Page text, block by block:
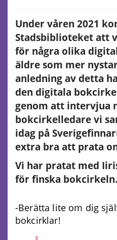
Under våren 2021
Stadsbiblioteket att
för några olika
äldre som mer
anledning av detta
den digitala
genom att intervjua
bokcirkelledare vi
idag på
extra bra att prata
Vi har pratat med
för finska bokcirkeln.
-Berätta lite om dig
bokcirklar!